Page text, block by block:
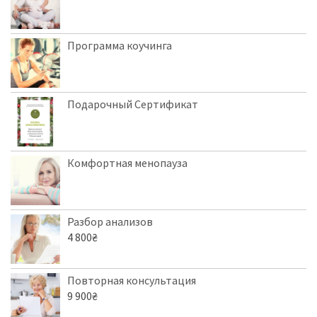
Программа коучинга
Подарочный Сертификат
Комфортная менопауза
Разбор анализов
4 800₴
Повторная консультация
9 900₴